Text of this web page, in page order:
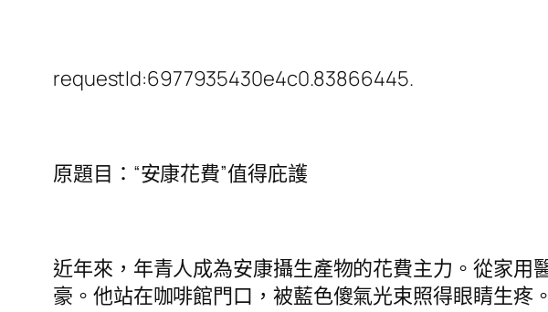
requestId:6977935430e4c0.83866445.
原題目：“安康花費”值得庇護
近年來，年青人成為安康攝生產物的花費主力。從家
豪。他站在咖啡館門口，被藍色傻氣光束照得眼睛生